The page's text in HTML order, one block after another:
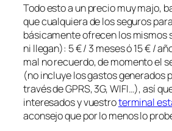
Todo esto a un precio muy majo,
que cualquiera de los seguros
básicamente ofrecen los mismos
ni llegan): 5 € / 3 meses ó 15 € /
mal no recuerdo, de momento el
(no incluye los gastos generados
través de GPRS, 3G, WIFI…), así
interesados y vuestroterminal
aconsejo que por lo menos lo